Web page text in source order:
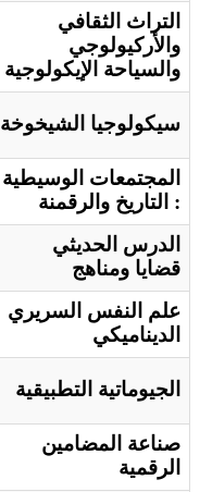
التراث الثقافي
والأركيولوجي
والسياحة الإيكولوجية
سيكولوجيا الشيخوخة
المجتمعات الوسيطية
: التاريخ والرقمنة
قضايا ومناهج
علم النفس السريري
الديناميكي
الجيوماتية التطبيقية
صناعة المضامين
الرقمية